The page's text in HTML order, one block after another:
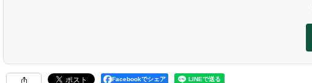
Facebookでシェア